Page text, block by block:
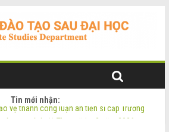
Tin mới nhận:
vệ thành công luận án tiến sĩ cấp Trường